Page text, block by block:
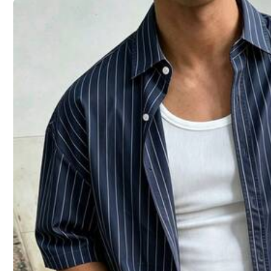
Germany
Kostenloser Versand
Voraussichtliche Lieferung:18 Aug. - 21 Aug.
Anmelden & 12X Versandcoupons erhalten (Wert 32,07€)
30-tägige kostenlose Rückgabe
Vorbehaltlich der Fair-Use-Richtlinie
Sichere Zahlungen · Datenschutz
Verkauft und versendet durch den gewerblichen Verkäufer:
Informationen und Pflichten des Händlers
Um diesen Verkäufer und/oder dieses Produkt zu melden